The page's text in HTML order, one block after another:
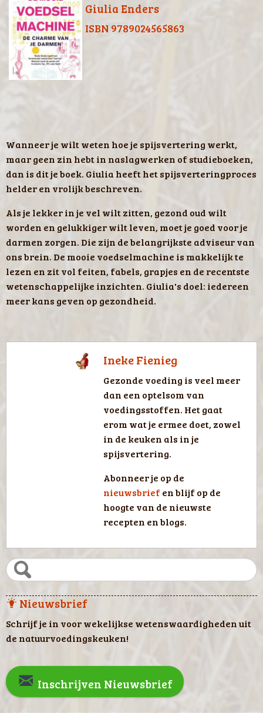
Giulia Enders
ISBN 9789024565863
Wanneer je wilt weten hoe je spijsvertering werkt,
maar geen zin hebt in naslagwerken of studieboeken,
dan is dit je boek. Giulia heeft het spijsverteringproces
helder en vrolijk beschreven.
Als je lekker in je vel wilt zitten, gezond oud wilt
worden en gelukkiger wilt leven, moet je goed voor je
darmen zorgen. Die zijn de belangrijkste adviseur van
ons brein. De mooie voedselmachine is makkelijk te
lezen en zit vol feiten, fabels, grapjes en de recentste
wetenschappelijke inzichten. Giulia's doel: iedereen
meer kans geven op gezondheid.
Ineke Fienieg
Gezonde voeding is veel meer
dan een optelsom van
voedingsstoffen. Het gaat
erom wat je ermee doet, zowel
in de keuken als in je
spijsvertering.
Abonneer je op de
nieuwsbriefen blijf op de
hoogte van de nieuwste
recepten en blogs.
Nieuwsbrief
Schrijf je in voor wekelijkse wetenswaardigheden uit
de natuurvoedingskeuken!
Inschrijven Nieuwsbrief